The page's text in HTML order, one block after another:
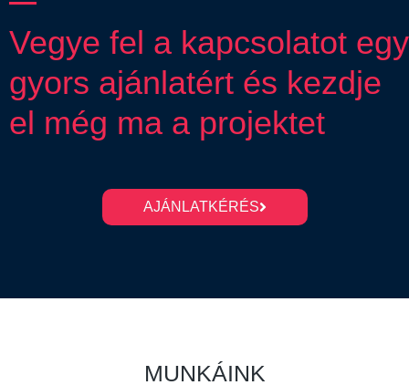
Vegye fel a kapcsolatot egy
gyors ajánlatért és kezdje
el még ma a projektet
AJÁNLATKÉRÉS
MUNKÁINK